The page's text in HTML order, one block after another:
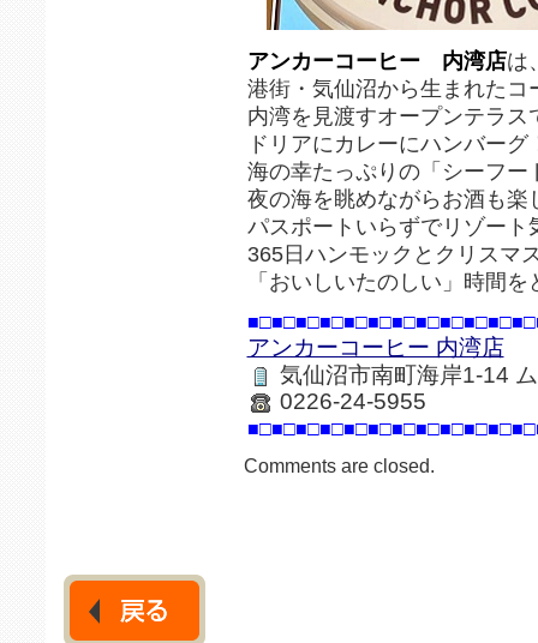
アンカーコーヒー 内湾店は
港街・気仙沼から生まれたコ
内湾を見渡すオープンテラス
ドリアにカレーにハンバーグ
海の幸たっぷりの「シーフー
夜の海を眺めながらお酒も楽
パスポートいらずでリゾート
365日ハンモックとクリスマ
「おいしいたのしい」時間を
アンカーコーヒー 内湾店
気仙沼市南町海岸1-14
0226-24-5955
Comments are closed.